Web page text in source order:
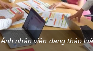
Ảnh nhân viên đang thảo